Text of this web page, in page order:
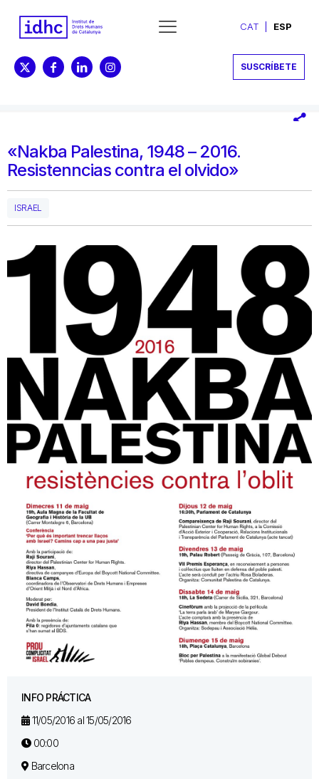
CAT ESP
SUSCRÍBETE
«Nakba Palestina, 1948 – 2016.
Resistenncias contra el olvido»
ISRAEL
INFO PRÁCTICA
11/05/2016 al 15/05/2016
00:00
Barcelona